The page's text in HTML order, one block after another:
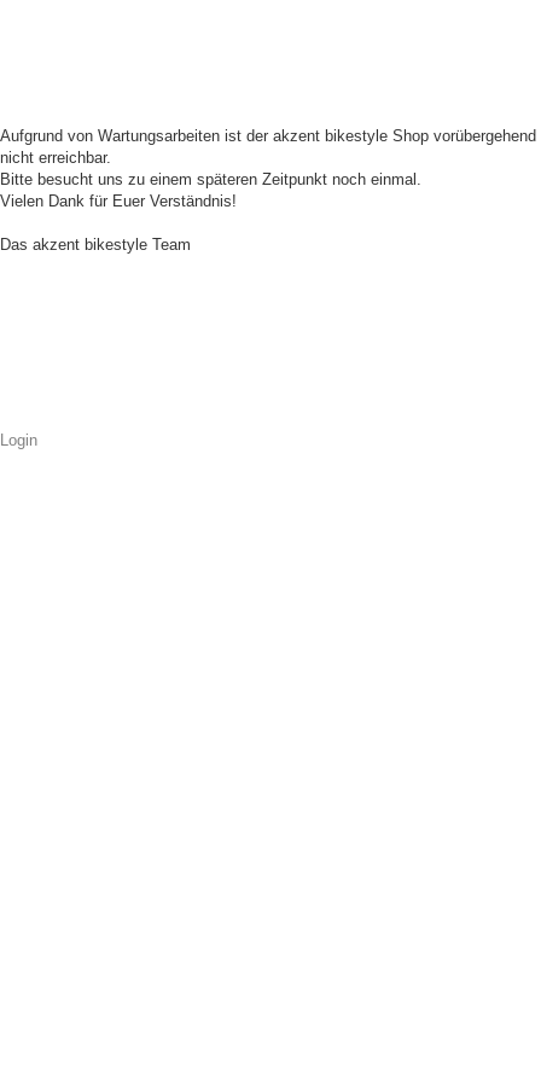
Aufgrund von Wartungsarbeiten ist der akzent bikestyle Shop vorübergehend
nicht erreichbar.
Bitte besucht uns zu einem späteren Zeitpunkt noch einmal.
Vielen Dank für Euer Verständnis!
Das akzent bikestyle Team
Login